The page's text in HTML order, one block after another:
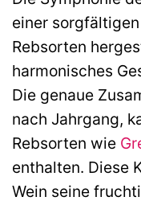
einer
Rebsorten
harmonisches
Die genaue
nach Jahrgang,
Rebsorten wie
enthalten. Diese
Wein seine